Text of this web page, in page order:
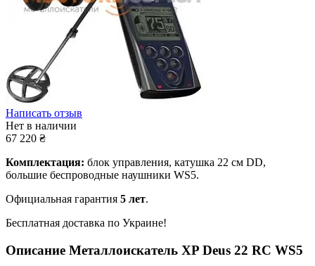
Написать отзыв
Нет в наличии
67 220 ₴
Комплектация: блок управления, катушка 22 см DD,
большие беспроводные наушники WS5.
Официальная гарантия 5 лет.
Бесплатная доставка по Украине!
Описание Металлоискатель XP Deus 22 RC WS5